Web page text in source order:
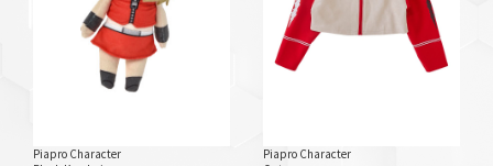
Piapro Character
Piapro Character